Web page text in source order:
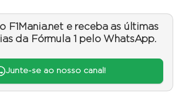
F1Mania.net e receba as últimas
da Fórmula 1 pelo WhatsApp.
Junte-se ao nosso canal!